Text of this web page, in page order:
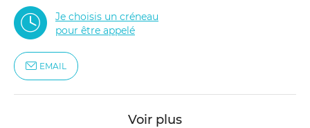
Je choisis un créneau
pour être appelé
EMAIL
Voir plus